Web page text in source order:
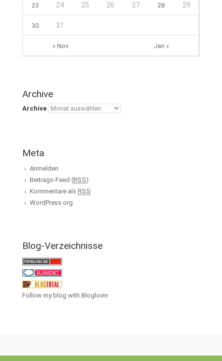
« Nov Jan »
23 24 25 26 27 28 29
30 31
Archive
Archive
Meta
Anmelden
Beitrags-Feed (RSS)
Kommentare als RSS
WordPress.org
Blog-Verzeichnisse
Follow my blog with Bloglovin